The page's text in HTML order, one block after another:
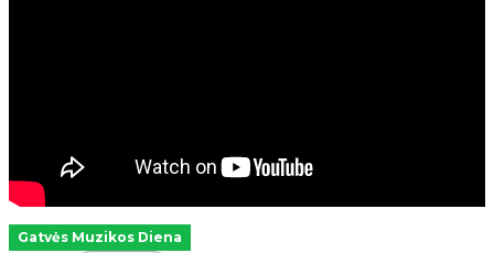
Gatvės Muzikos Diena